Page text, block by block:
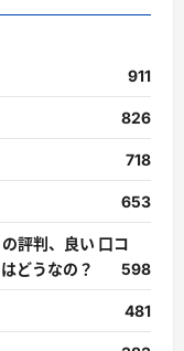
911
826
718
653
評判、良い 口コ
どうなの？
598
481